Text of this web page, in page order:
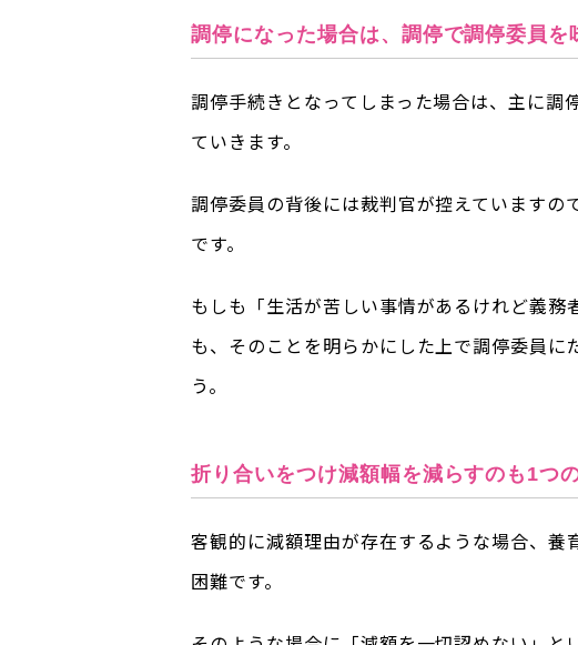
調停になった場合は、調停で調停委員を
調停手続きとなってしまった場合は、主に調
ていきます。
調停委員の背後には裁判官が控えています
です。
もしも「生活が苦しい事情があるけれど義
も、そのことを明らかにした上で調停委員
う。
折り合いをつけ減額幅を減らすのも1つ
客観的に減額理由が存在するような場合、
困難です。